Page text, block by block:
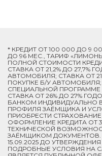
* КРЕДИТ ОТ 100 000 ДО 9
ДО 96 МЕС., ТАРИФ
ПОЛНОЙ СТОИМОСТИ
СТАВКА ОТ 21,2% ДО
АВТОМОБИЛЯ; СТАВКА ОТ
ПОКУПКЕ Б/У
СПЕЦИАЛЬНОЙ ПРОГРАММЕ
СТАВКА ОТ 26% ДО 27%
БАНКОМ ИНДИВИДУАЛЬНО
ПРОФИЛЯ ЗАЁМЩИКА И
ПРИОБРЕСТИ
ОФОРМЛЕНИЕ КРЕДИТА ОТ
ТЕХНИЧЕСКОЙ
ЗАЁМЩИКОМ ДОКУМЕНТОВ.
15.09.2025 ДО
ПОДРОБНЫЕ УСЛОВИЯ НА